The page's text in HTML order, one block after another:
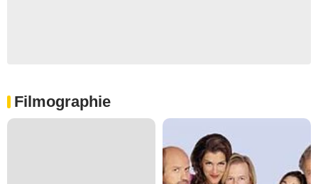
Filmographie